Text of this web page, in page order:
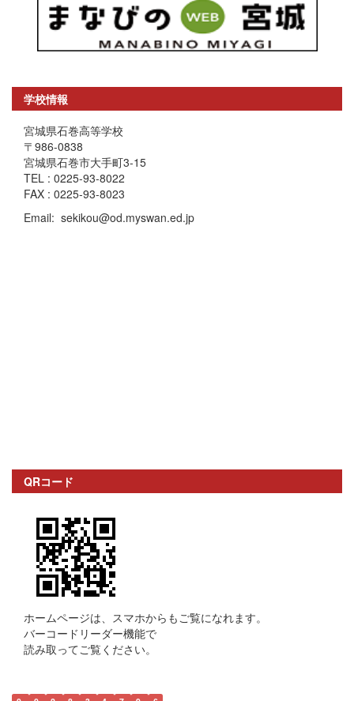
学校情報
宮城県石巻高等学校
〒986-0838
宮城県石巻市大手町3-15
TEL : 0225-93-8022
FAX : 0225-93-8023
Email: sekikou@od.myswan.ed.jp
QRコード
ホームページは、スマホからもご覧になれます。
バーコードリーダー機能で
読み取ってご覧ください。